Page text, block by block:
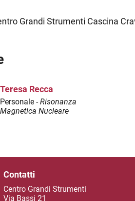
Grandi Strumenti Cascina
Teresa Recca
Personale -Risonanza
Magnetica Nucleare
Contatti
Centro Grandi Strumenti
Via Bassi 21